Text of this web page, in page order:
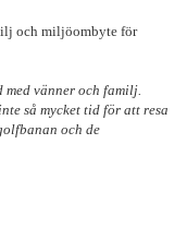
och miljöombyte för
vänner och familj.
så mycket tid för att resa
och de